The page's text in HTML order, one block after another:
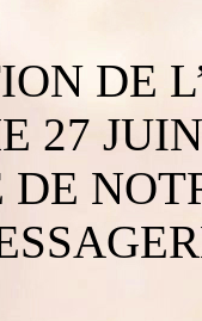
DE
27
DE